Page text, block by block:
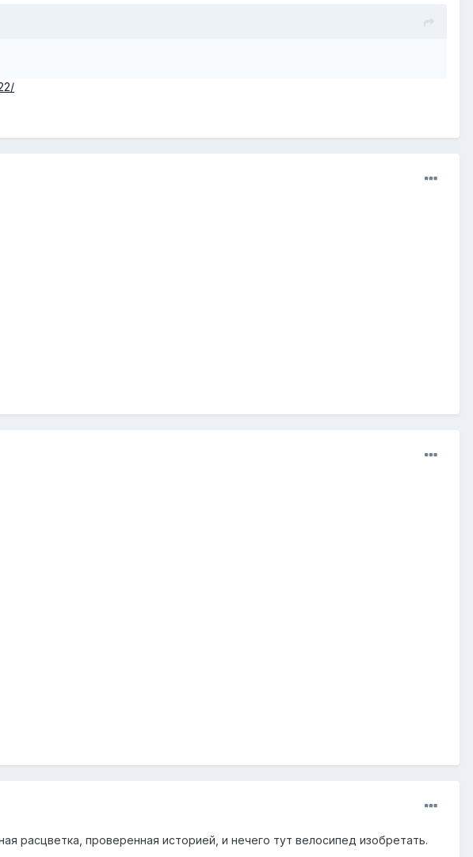
расцветка, проверенная историей, и нечего тут велосипед изобретать.